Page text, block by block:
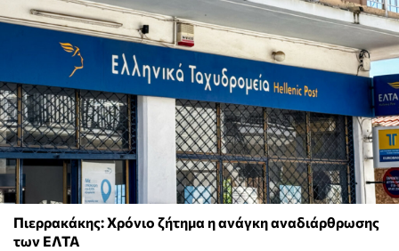
Πιερρακάκης: Χρόνιο ζήτημα η ανάγκη αναδιάρθρωσης
των ΕΛΤΑ